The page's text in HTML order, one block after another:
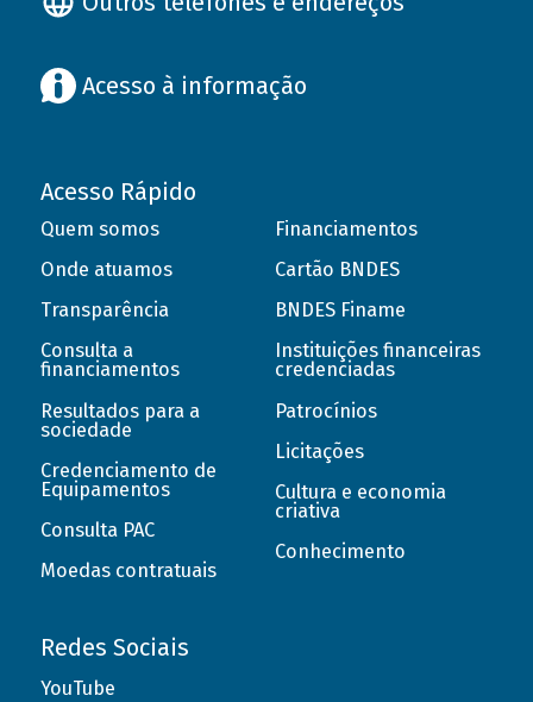
Acesso à informação
Acesso Rápido
Quem somos
Onde atuamos
Transparência
Consulta a
financiamentos
Resultados para a
sociedade
Credenciamento de
Equipamentos
Consulta PAC
Moedas contratuais
Financiamentos
Cartão BNDES
BNDES Finame
Instituições financeiras
credenciadas
Patrocínios
Licitações
Cultura e economia
criativa
Conhecimento
Redes Sociais
YouTube